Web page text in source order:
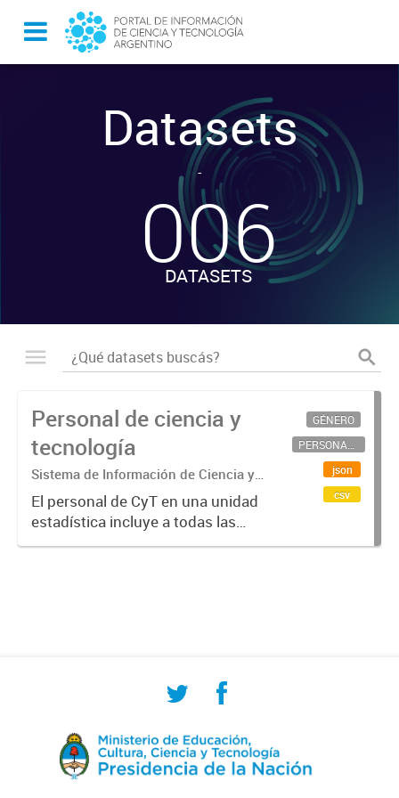
Datasets
-
006
DATASETS
Personal de ciencia y
tecnología
Sistema de Información de Ciencia y
Tecnología Argentino (SICYTAR)
El personal de CyT en una unidad
estadística incluye a todas las
personas involucradas
GÉNERO
PERSONAL CIENTÍFICO-TECNOLÓGICO
json
csv